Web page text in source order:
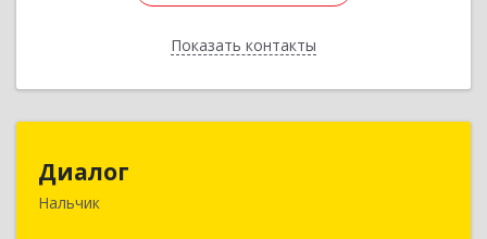
Показать контакты
Назад
Диалог
Нальчик
360016, Кабардино-Балкарская Респ, Нальчик г,